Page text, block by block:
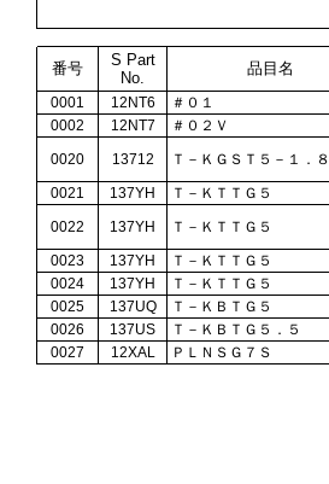
番号
S Part
No.
品目名
0001 12NT6 ＃０１
0002
12NT7 ＃０２Ｖ
0020
13712 Ｔ－ＫＧＳＴ５－１．８
0021
137YH Ｔ－ＫＴＴＧ５
0022
137YH Ｔ－ＫＴＴＧ５
0023
137YH Ｔ－ＫＴＴＧ５
0024
137YH Ｔ－ＫＴＴＧ５
0025
137UQ Ｔ－ＫＢＴＧ５
0026
137US Ｔ－ＫＢＴＧ５．５
0027
12XAL ＰＬＮＳＧ７Ｓ